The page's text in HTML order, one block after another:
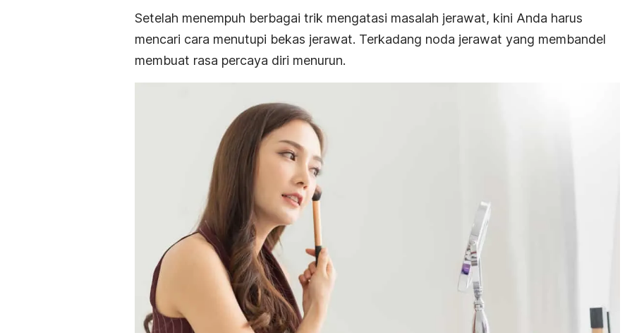
Setelah menempuh berbagai trik mengatasi masalah jerawat, kini Anda harus
mencari cara menutupi bekas jerawat. Terkadang noda jerawat yang membandel
membuat rasa percaya diri menurun.